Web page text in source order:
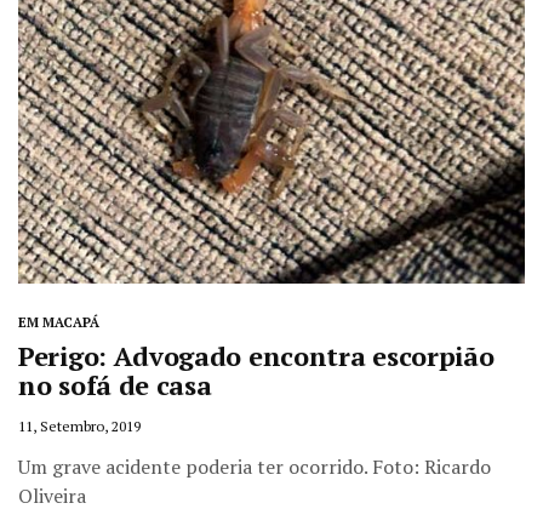
EM MACAPÁ
Perigo: Advogado encontra escorpião
no sofá de casa
11, Setembro, 2019
Um grave acidente poderia ter ocorrido. Foto: Ricardo
Oliveira